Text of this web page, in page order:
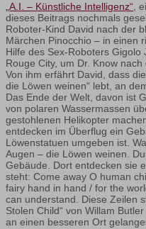
„A.I. – Künstliche Intelligenz“,
dieses Beitrags nochmals
Roboter-Kind David nach der
Märchen Pinocchio – in einen
Hilfe des Sex-Roboters
Rouge City, um Dr. Know
Von ihm erfährt David, dass
die Löwen weinen“ lebt, an
Das Ende der Welt, davon ist
von polaren Wassermassen
gestohlenen Helikopter
entdecken im Überflug ein
Löwenstatuen umgeben ist.
Augen – die Löwen weinen.
Gebäude. Dort entdecken sie
steht: Come away O human
fairy hand in hand / for the
can understand. Diese Zeilen
Stolen Child“ von Willam
an einen besseren Ort